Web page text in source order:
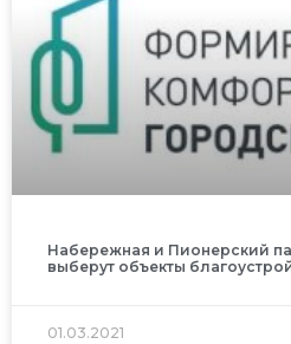
Набережная и Пионерский
выберут объекты
01.03.2021